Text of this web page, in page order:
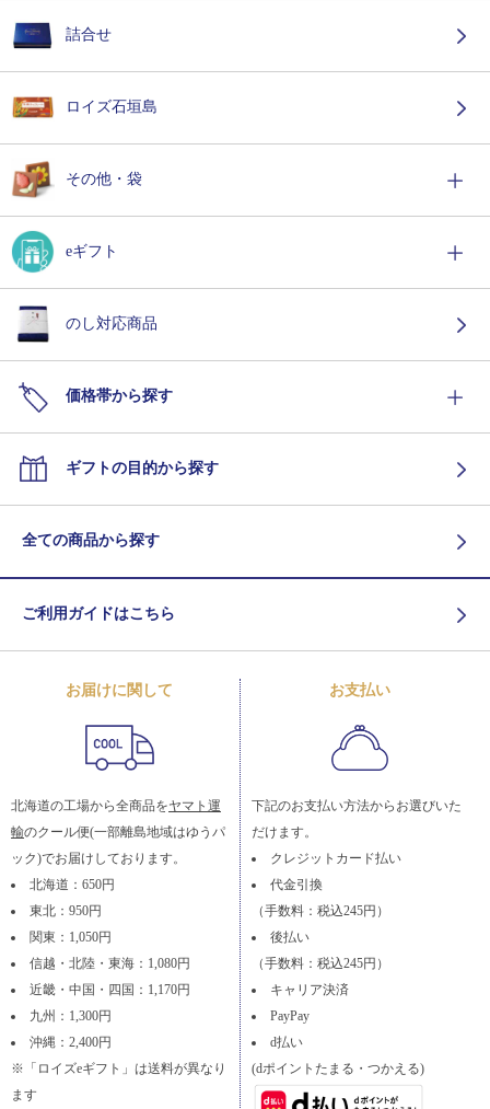
詰合せ
ロイズ石垣島
その他・袋
eギフト
のし対応商品
価格帯から探す
ギフトの目的から探す
全ての商品から探す
ご利用ガイドはこちら
お届けに関して
北海道の工場から全商品をヤマト運
輸のクール便(一部離島地域はゆうパ
ック)でお届けしております。
北海道：650円
東北：950円
関東：1,050円
信越・北陸・東海：1,080円
近畿・中国・四国：1,170円
九州：1,300円
沖縄：2,400円
※「ロイズeギフト」は送料が異なり
ます
お支払い
下記のお支払い方法からお選びいた
だけます。
クレジットカード払い
代金引換
（手数料：税込245円）
後払い
（手数料：税込245円）
キャリア決済
PayPay
d払い
(dポイントたまる・つかえる)